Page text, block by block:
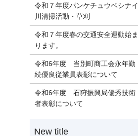
令和７年度パンケチュウベシナイ
川清掃活動・草刈
令和７年度春の交通安全運動始ま
ります。
令和6年度 当別町商工会永年勤
続優良従業員表彰について
令和6年度 石狩振興局優秀技術
者表彰について